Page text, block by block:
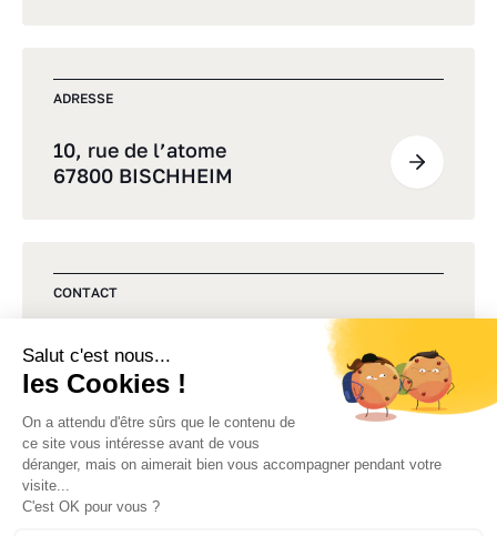
ADRESSE
10, rue de l’atome
67800 BISCHHEIM
CONTACT
Commençons par un premier
échange